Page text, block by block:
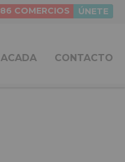
86 COMERCIOS ÚNETE
ACADA CONTACTO